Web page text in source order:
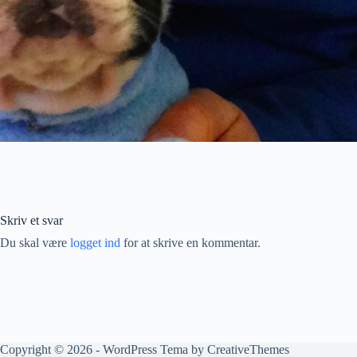
Skriv et svar
Du skal være logget ind for at skrive en kommentar.
Copyright © 2026 - WordPress Tema by CreativeThemes